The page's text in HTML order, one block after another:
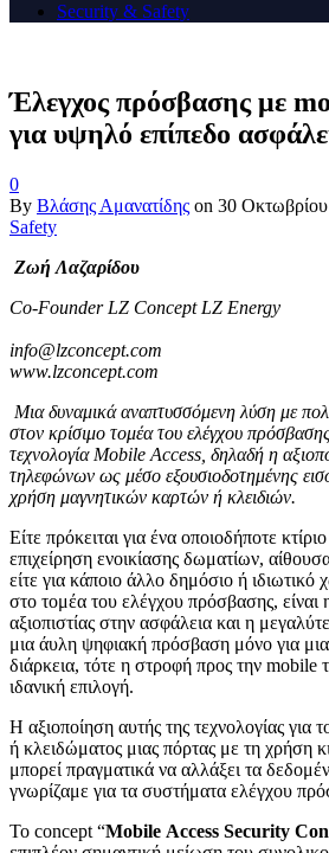
Security & Safety
Έλεγχος πρόσβασης με
για υψηλό επίπεδο
0
By Βλάσης Αμανατίδης on 30
Safety
Ζωή Λαζαρίδου
Co-Founder LZ Concept LZ Energy
info@lzconcept.com
www.lzconcept.com
Μια δυναμικά αναπτυσσόμενη λύση με
στον κρίσιμο τομέα του ελέγχου
τεχνολογία Mobile Access, δηλαδή η
τηλεφώνων ως μέσο εξουσιοδοτημένης
χρήση μαγνητικών καρτών ή κλειδιών.
Είτε πρόκειται για ένα οποιοδήποτε
επιχείρηση ενοικίασης δωματίων,
είτε για κάποιο άλλο δημόσιο ή
στο τομέα του ελέγχου πρόσβασης, είναι
αξιοπιστίας στην ασφάλεια και η
μια άυλη ψηφιακή πρόσβαση μόνο για
διάρκεια, τότε η στροφή προς την mobile
ιδανική επιλογή.
Η αξιοποίηση αυτής της τεχνολογίας για
ή κλειδώματος μιας πόρτας με τη χρήση
μπορεί πραγματικά να αλλάξει τα
γνωρίζαμε για τα συστήματα ελέγχου
Το concept “Mobile Access Security